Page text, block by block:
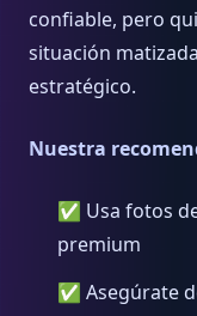
confiable, pero
situación
estratégico.
Nuestra
✅ Usa fotos
premium
✅ Asegúrate